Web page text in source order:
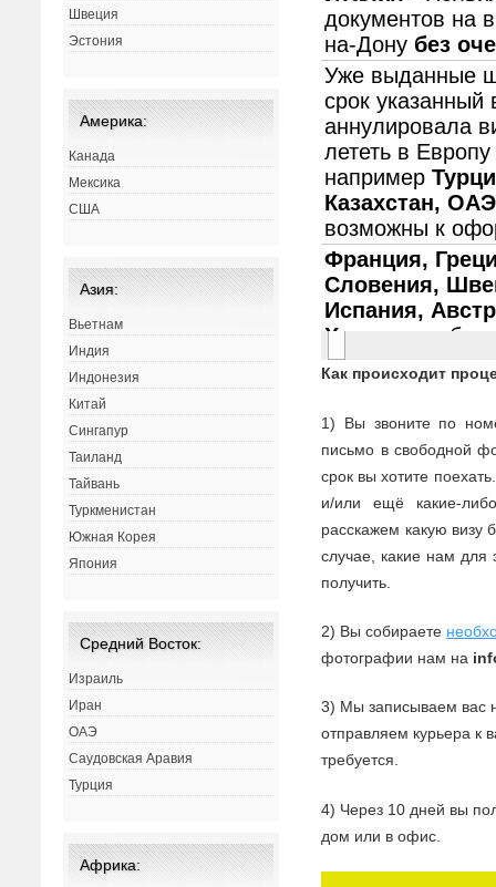
Как происходит
1) Вы звоните по
письмо в свободной
срок вы хотите
и/или ещё какие-
расскажем какую визу
случае, какие нам для
получить.
2) Вы собираете
фотографии нам на
3) Мы записываем вас
отправляем курьера к
требуется.
4) Через 10 дней вы
дом или в офис.
Швеция
Эстония
Америка:
Канада
Мексика
США
Азия:
Вьетнам
Индия
Индонезия
Китай
Сингапур
Таиланд
Тайвань
Туркменистан
Южная Корея
Япония
Средний Восток:
Израиль
Иран
ОАЭ
Саудовская Аравия
Турция
Африка: